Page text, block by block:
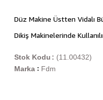
Düz Makine Üstten Vidalı
Dikiş Makinelerinde
(11.00432)
Stok Kodu
Marka : Fdm